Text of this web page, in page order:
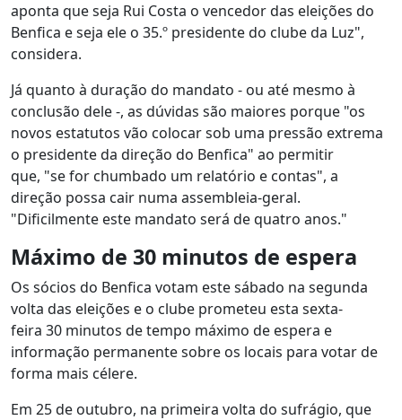
aponta que seja Rui Costa o vencedor das eleições do
Benfica e seja ele o 35.º presidente do clube da Luz",
considera.
Já quanto à duração do mandato - ou até mesmo à
conclusão dele -, as dúvidas são maiores porque "os
novos estatutos vão colocar sob uma pressão extrema
o presidente da direção do Benfica" ao permitir
que, "se for chumbado um relatório e contas", a
direção possa cair numa assembleia-geral.
"Dificilmente este mandato será de quatro anos."
Máximo de 30 minutos de espera
Os sócios do Benfica votam este sábado na segunda
volta das eleições e o clube prometeu esta sexta-
feira 30 minutos de tempo máximo de espera e
informação permanente sobre os locais para votar de
forma mais célere.
Em 25 de outubro, na primeira volta do sufrágio, que